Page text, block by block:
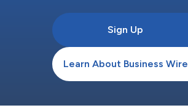
Sign Up
Learn About Business Wire